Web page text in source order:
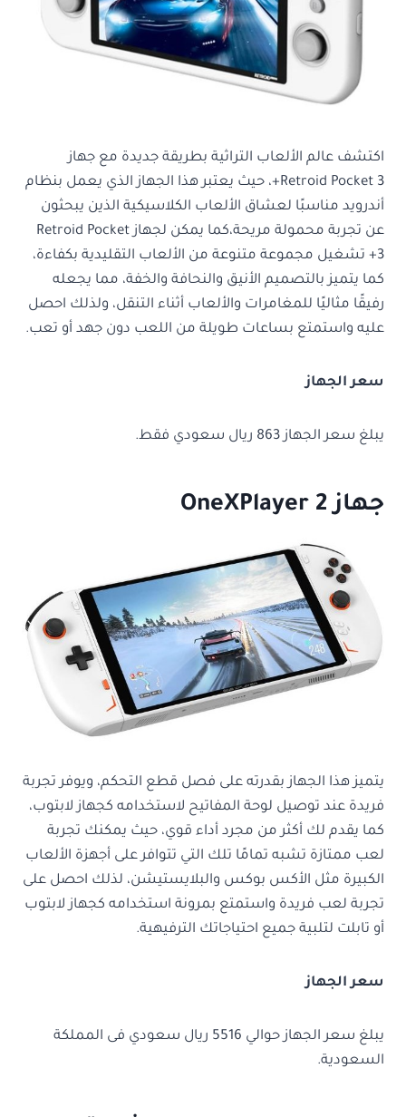
اكتشف عالم الألعاب التراثية بطريقة جديدة مع جهاز
Retroid Pocket 3+، حيث يعتبر هذا الجهاز الذي يعمل بنظام
أندرويد مناسبًا لعشاق الألعاب الكلاسيكية الذين يبحثون
عن تجربة محمولة مريحة،كما يمكن لجهاز Retroid Pocket
3+ تشغيل مجموعة متنوعة من الألعاب التقليدية بكفاءة،
كما يتميز بالتصميم الأنيق والنحافة والخفة، مما يجعله
رفيقًا مثاليًا للمغامرات والألعاب أثناء التنقل، ولذلك احصل
عليه واستمتع بساعات طويلة من اللعب دون جهد أو تعب.
سعر الجهاز
يبلغ سعر الجهاز 863 ريال سعودي فقط.
جهاز OneXPlayer 2
يتميز هذا الجهاز بقدرته على فصل قطع التحكم، ويوفر تجربة
فريدة عند توصيل لوحة المفاتيح لاستخدامه كجهاز لابتوب،
كما يقدم لك أكثر من مجرد أداء قوي، حيث يمكنك تجربة
لعب ممتازة تشبه تمامًا تلك التي تتوافر على أجهزة الألعاب
الكبيرة مثل الأكس بوكس والبلايستيشن، لذلك احصل على
تجربة لعب فريدة واستمتع بمرونة استخدامه كجهاز لابتوب
أو تابلت لتلبية جميع احتياجاتك الترفيهية.
سعر الجهاز
يبلغ سعر الجهاز حوالي 5516 ريال سعودي فى المملكة
السعودية.